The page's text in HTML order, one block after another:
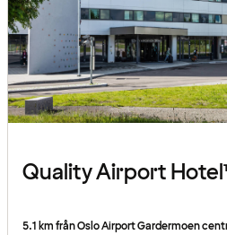
Quality Airport
5.1 km från Oslo Airport Gardermoen